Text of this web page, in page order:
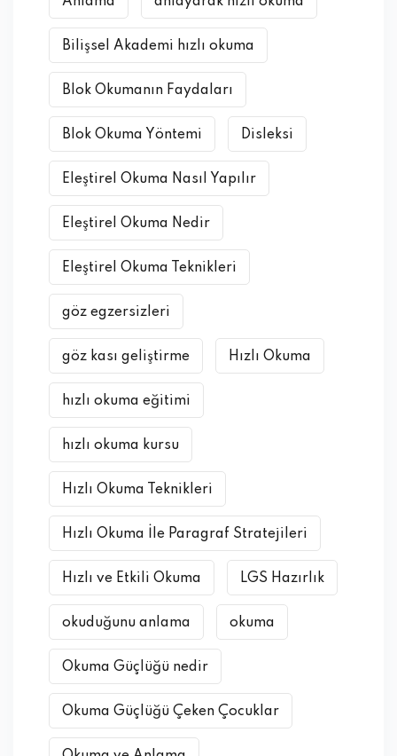
Bilişsel Akademi hızlı okuma
Blok Okumanın Faydaları
Blok Okuma Yöntemi Disleksi
Eleştirel Okuma Nasıl Yapılır
Eleştirel Okuma Nedir
Eleştirel Okuma Teknikleri
göz egzersizleri
göz kası geliştirme Hızlı Okuma
hızlı okuma eğitimi
hızlı okuma kursu
Hızlı Okuma Teknikleri
Hızlı Okuma İle Paragraf Stratejileri
Hızlı ve Etkili Okuma LGS Hazırlık
okuduğunu anlama okuma
Okuma Güçlüğü nedir
Okuma Güçlüğü Çeken Çocuklar